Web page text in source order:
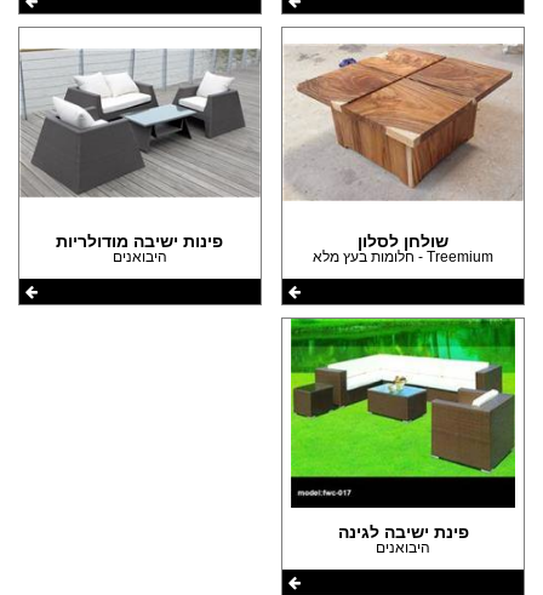
שולחן לסלון
Treemium - חלומות בעץ מלא
פינות ישיבה מודולריות
היבואנים
פינת ישיבה לגינה
היבואנים